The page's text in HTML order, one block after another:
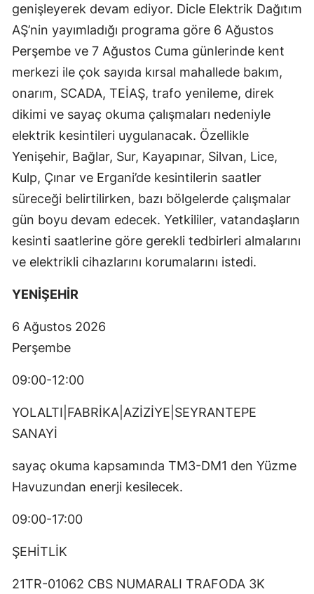
genişleyerek devam ediyor. Dicle Elektrik Dağıtım
AŞ’nin yayımladığı programa göre 6 Ağustos
Perşembe ve 7 Ağustos Cuma günlerinde kent
merkezi ile çok sayıda kırsal mahallede bakım,
onarım, SCADA, TEİAŞ, trafo yenileme, direk
dikimi ve sayaç okuma çalışmaları nedeniyle
elektrik kesintileri uygulanacak. Özellikle
Yenişehir, Bağlar, Sur, Kayapınar, Silvan, Lice,
Kulp, Çınar ve Ergani’de kesintilerin saatler
süreceği belirtilirken, bazı bölgelerde çalışmalar
gün boyu devam edecek. Yetkililer, vatandaşların
kesinti saatlerine göre gerekli tedbirleri almalarını
ve elektrikli cihazlarını korumalarını istedi.
YENİŞEHİR
6 Ağustos 2026
Perşembe
09:00-12:00
YOLALTI|FABRİKA|AZİZİYE|SEYRANTEPE
SANAYİ
sayaç okuma kapsamında TM3-DM1 den Yüzme
Havuzundan enerji kesilecek.
09:00-17:00
ŞEHİTLİK
21TR-01062 CBS NUMARALI TRAFODA 3K